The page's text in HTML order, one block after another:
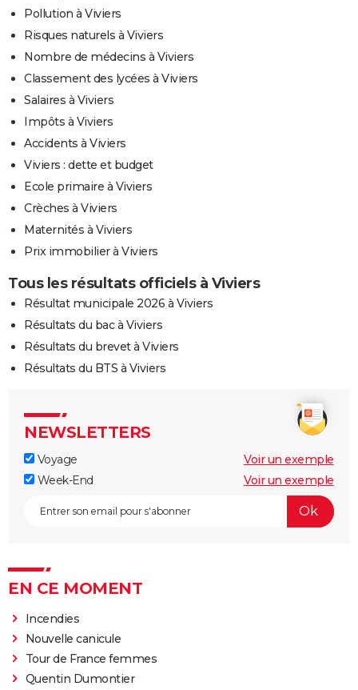
Pollution à Viviers
Risques naturels à Viviers
Nombre de médecins à Viviers
Classement des lycées à Viviers
Salaires à Viviers
Impôts à Viviers
Accidents à Viviers
Viviers : dette et budget
Ecole primaire à Viviers
Crèches à Viviers
Maternités à Viviers
Prix immobilier à Viviers
Tous les résultats officiels à Viviers
Résultat municipale 2026 à Viviers
Résultats du bac à Viviers
Résultats du brevet à Viviers
Résultats du BTS à Viviers
NEWSLETTERS
Voyage
Voir un exemple
Week-End
Voir un exemple
EN CE MOMENT
Incendies
Nouvelle canicule
Tour de France femmes
Quentin Dumontier